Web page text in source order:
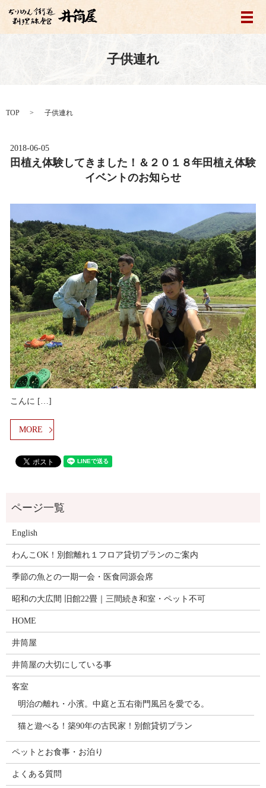
メ
子供連れ
TOP 子供連れ
2018-06-05
田植え体験してきました！＆２０１８年田植え体験
イベントのお知らせ
こんに […]
MORE
English
わんこOK！別館離れ１フロア貸切プランのご案内
季節の魚との一期一会・医食同源会席
昭和の大広間 旧館22畳｜三間続き和室・ペット不可
HOME
井筒屋
井筒屋の大切にしている事
客室
明治の離れ・小濱。中庭と五右衛門風呂を愛でる。
猫と遊べる！築90年の古民家！別館貸切プラン
ペットとお食事・お泊り
よくある質問